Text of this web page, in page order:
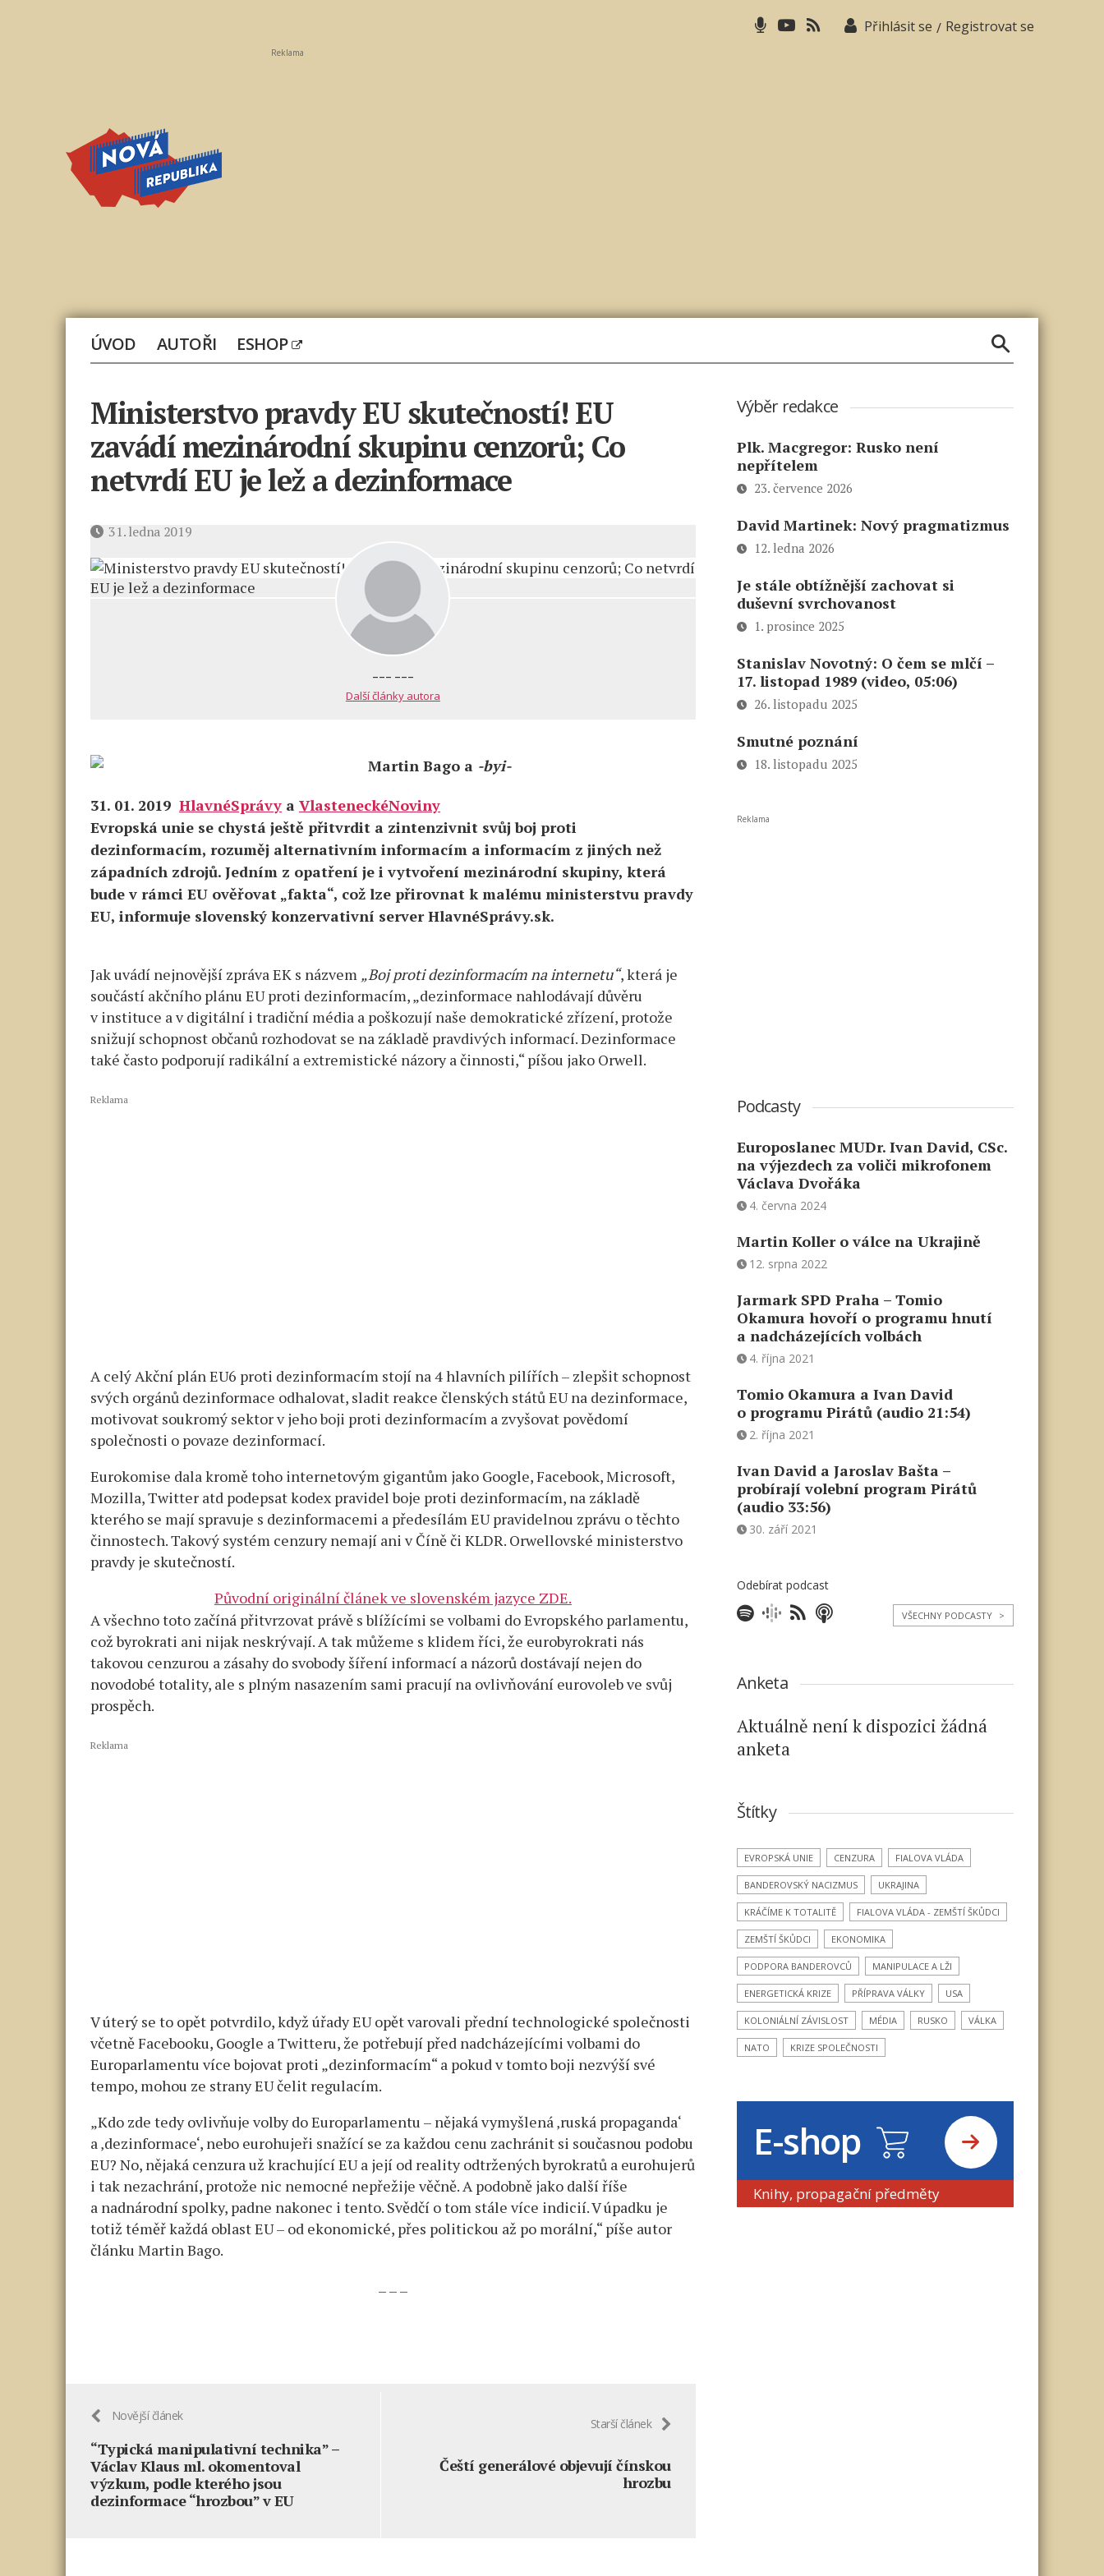
Přihlásit se / Registrovat se
Reklama
ÚVOD AUTOŘI ESHOP
Ministerstvo pravdy EU skutečností! EU
zavádí mezinárodní skupinu cenzorů; Co
netvrdí EU je lež a dezinformace
Datum31. ledna 2019
--- ---
Další články autora
Martin Bago a -byi-
31. 01. 2019 HlavnéSprávy a VlasteneckéNoviny
Evropská unie se chystá ještě přitvrdit a zintenzivnit svůj boj proti
dezinformacím, rozuměj alternativním informacím a informacím z jiných než
západních zdrojů. Jedním z opatření je i vytvoření mezinárodní skupiny, která
bude v rámci EU ověřovat „fakta“, což lze přirovnat k malému ministerstvu pravdy
EU, informuje slovenský konzervativní server HlavnéSprávy.sk.
Jak uvádí nejnovější zpráva EK s názvem „Boj proti dezinformacím na internetu“, která je
součástí akčního plánu EU proti dezinformacím, „dezinformace nahlodávají důvěru
v instituce a v digitální i tradiční média a poškozují naše demokratické zřízení, protože
snižují schopnost občanů rozhodovat se na základě pravdivých informací. Dezinformace
také často podporují radikální a extremistické názory a činnosti,“ píšou jako Orwell.
Reklama
A celý Akční plán EU6 proti dezinformacím stojí na 4 hlavních pilířích – zlepšit schopnost
svých orgánů dezinformace odhalovat, sladit reakce členských států EU na dezinformace,
motivovat soukromý sektor v jeho boji proti dezinformacím a zvyšovat povědomí
společnosti o povaze dezinformací.
Eurokomise dala kromě toho internetovým gigantům jako Google, Facebook, Microsoft,
Mozilla, Twitter atd podepsat kodex pravidel boje proti dezinformacím, na základě
kterého se mají spravuje s dezinformacemi a předesílám EU pravidelnou zprávu o těchto
činnostech. Takový systém cenzury nemají ani v Číně či KLDR. Orwellovské ministerstvo
pravdy je skutečností.
Původní originální článek ve slovenském jazyce ZDE.
A všechno toto začíná přitvrzovat právě s blížícími se volbami do Evropského parlamentu,
což byrokrati ani nijak neskrývají. A tak můžeme s klidem říci, že eurobyrokrati nás
takovou cenzurou a zásahy do svobody šíření informací a názorů dostávají nejen do
novodobé totality, ale s plným nasazením sami pracují na ovlivňování eurovoleb ve svůj
prospěch.
Reklama
V úterý se to opět potvrdilo, když úřady EU opět varovali přední technologické společnosti
včetně Facebooku, Google a Twitteru, že potřebují před nadcházejícími volbami do
Europarlamentu více bojovat proti „dezinformacím“ a pokud v tomto boji nezvýší své
tempo, mohou ze strany EU čelit regulacím.
„Kdo zde tedy ovlivňuje volby do Europarlamentu – nějaká vymyšlená ‚ruská propaganda‘
a ‚dezinformace‘, nebo eurohujeři snažící se za každou cenu zachránit si současnou podobu
EU? No, nějaká cenzura už krachující EU a její od reality odtržených byrokratů a eurohujerů
i tak nezachrání, protože nic nemocné nepřežije věčně. A podobně jako další říše
a nadnárodní spolky, padne nakonec i tento. Svědčí o tom stále více indicií. V úpadku je
totiž téměř každá oblast EU – od ekonomické, přes politickou až po morální,“ píše autor
článku Martin Bago.
– – –
Novější článek
“Typická manipulativní technika” –
Václav Klaus ml. okomentoval
výzkum, podle kterého jsou
dezinformace “hrozbou” v EU
Starší článek
Čeští generálové objevují čínskou
hrozbu
Výběr redakce
Plk. Macgregor: Rusko není
nepřítelem
23. července 2026
David Martinek: Nový pragmatizmus
12. ledna 2026
Je stále obtížnější zachovat si
duševní svrchovanost
1. prosince 2025
Stanislav Novotný: O čem se mlčí –
17. listopad 1989 (video, 05:06)
26. listopadu 2025
Smutné poznání
18. listopadu 2025
Reklama
Podcasty
Europoslanec MUDr. Ivan David, CSc.
na výjezdech za voliči mikrofonem
Václava Dvořáka
4. června 2024
Martin Koller o válce na Ukrajině
12. srpna 2022
Jarmark SPD Praha – Tomio
Okamura hovoří o programu hnutí
a nadcházejících volbách
4. října 2021
Tomio Okamura a Ivan David
o programu Pirátů (audio 21:54)
2. října 2021
Ivan David a Jaroslav Bašta –
probírají volební program Pirátů
(audio 33:56)
30. září 2021
Odebírat podcast
VŠECHNY PODCASTY >
Anketa
Aktuálně není k dispozici žádná
anketa
Štítky
EVROPSKÁ UNIE CENZURA FIALOVA VLÁDA
BANDEROVSKÝ NACIZMUS UKRAJINA
KRÁČÍME K TOTALITĚ FIALOVA VLÁDA - ZEMŠTÍ ŠKŮDCI
ZEMŠTÍ ŠKŮDCI EKONOMIKA
PODPORA BANDEROVCŮ MANIPULACE A LŽI
ENERGETICKÁ KRIZE PŘÍPRAVA VÁLKY USA
KOLONIÁLNÍ ZÁVISLOST MÉDIA RUSKO VÁLKA
NATO KRIZE SPOLEČNOSTI
E-shop
Knihy, propagační předměty